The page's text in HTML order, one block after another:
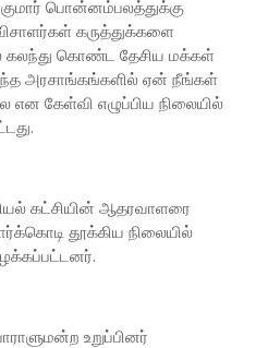
பொன்னம்பலத்துக்கு
கருத்துக்களை
கலந்து கொண்ட தேசிய மக்கள்
அரசாங்கங்களில் ஏன் நீங்கள்
என கேள்வி எழுப்பிய நிலையில்
கட்சியின் ஆதரவாளரை
தூக்கிய நிலையில்
உறுப்பினர்